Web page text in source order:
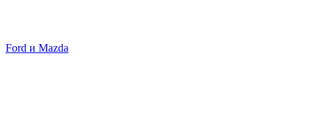
Ford и Mazda